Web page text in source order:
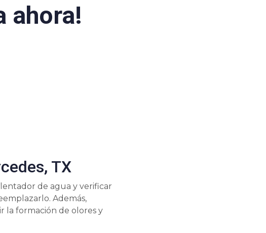
ahora!
TX
de agua y verificar
Además,
la formación de olores y